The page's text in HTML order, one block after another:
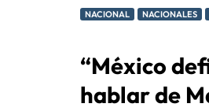
NACIONAL NACIONALES
“México
hablar de